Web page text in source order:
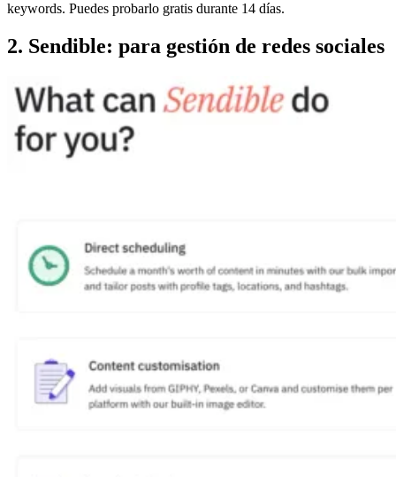
keywords. Puedes probarlo gratis durante 14 días.
2. Sendible: para gestión de redes sociales